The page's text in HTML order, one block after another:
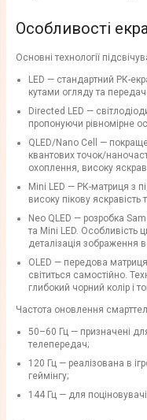
Особливості
Основні технології
LED — стандартний РК-
кутами огляду та
Directed LED —
пропонуючи рівномірне
QLED/Nano Cell —
квантових точок/
охоплення, високу
Mini LED — РК-матриця з
високу пікову яскравість
Neo QLED — розробка
та Mini LED. Особливість
деталізація зображення
OLED — передова
світиться самостійно.
глибокий чорний колір і
Частота оновлення
50–60 Гц — призначені
телепередач;
120 Гц — реалізована в
геймінгу;
144 Гц — для